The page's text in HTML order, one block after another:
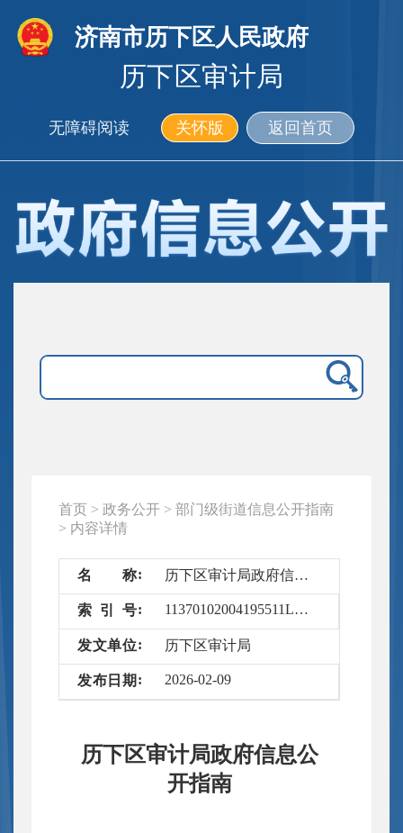
济南市历下区人民政府
历下区审计局
无障碍阅读 关怀版 返回首页
首页 > 政务公开 > 部门级街道信息公开指南
> 内容详情
名 称 历下区审计局政府信息公开指南
索 引 号 11370102004195511L/2026-5233814
发文单位 历下区审计局
发布 日 期 2026-02-09
历下区审计局政府信息公
开指南